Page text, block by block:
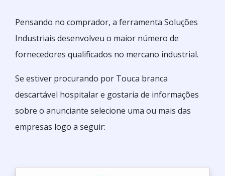
Pensando no comprador, a ferramenta Soluções
Industriais desenvolveu o maior número de
fornecedores qualificados no mercano industrial.
Se estiver procurando por Touca branca
descartável hospitalar e gostaria de informações
sobre o anunciante selecione uma ou mais das
empresas logo a seguir: